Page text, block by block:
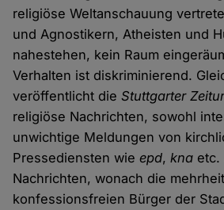
religiöse Weltanschauung
und Agnostikern, Atheisten und
nahestehen, kein Raum
Verhalten ist diskriminierend.
veröffentlicht dieStuttgarter
religiöse Nachrichten, sowohl
unwichtige Meldungen von
Pressediensten wieepd,kna etc.
Nachrichten, wonach die
konfessionsfreien Bürger der